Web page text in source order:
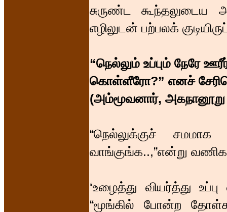
சுருண்ட கூந்தலுடைய
எழிலுடன் பற்பலக்
“நெல்லும் உப்பும் நேரே
கொள்ளீரோ?” எனச்
(அம்மூவனார், அகநானூறு
“நெல்லுக்குச்
வாங்குங்க..,”என்று
‘உழைத்து வியர்த்து
“மூங்கில் போன்ற